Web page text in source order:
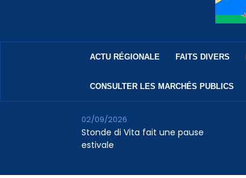
ACTU RÉGIONALE FAITS DIVERS
CONSULTER LES MARCHÉS PUBLICS
Stonde di Vita fait une pause
estivale
02/09/2026